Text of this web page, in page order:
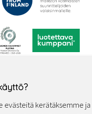
evästeitä kerätäksemme ja